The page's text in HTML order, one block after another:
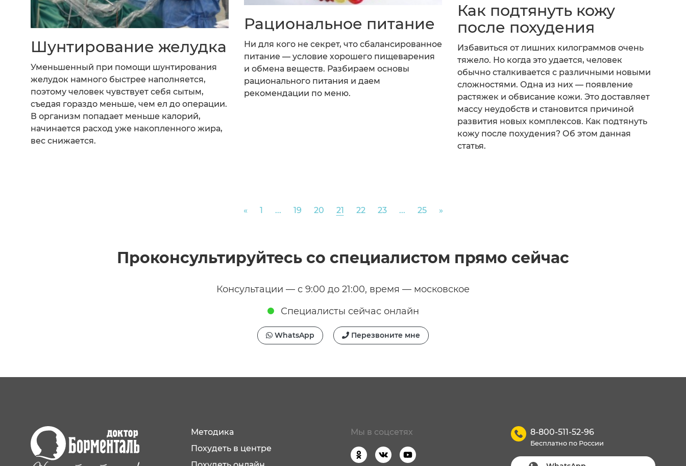
Шунтирование желудка
Уменьшенный при помощи шунтирования
желудок намного быстрее наполняется,
поэтому человек чувствует себя сытым,
съедая гораздо меньше, чем ел до операции.
В организм попадает меньше калорий,
начинается расход уже накопленного жира,
вес снижается.
Рациональное питание
Ни для кого не секрет, что сбалансированное
питание — условие хорошего пищеварения
и обмена веществ. Разбираем основы
рационального питания и даем
рекомендации по меню.
Как подтянуть кожу
после похудения
Избавиться от лишних килограммов очень
тяжело. Но когда это удается, человек
обычно сталкивается с различными новыми
сложностями. Одна из них — появление
растяжек и обвисание кожи. Это доставляет
массу неудобств и становится причиной
развития новых комплексов. Как подтянуть
кожу после похудения? Об этом данная
статья.
«Previous
1 ... 19 20 21 22 23 ... 25 »Next
Проконсультируйтесь со специалистом прямо сейчас
Консультации — с 9:00 до 21:00, время — московское
Специалисты сейчас онлайн
WhatsApp Перезвоните мне
Методика
Похудеть в центре
Мы в соцсетях 8-800-511-52-96
Бесплатно по России